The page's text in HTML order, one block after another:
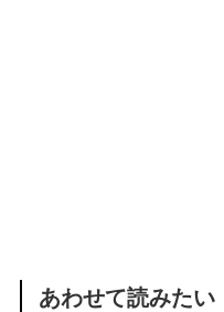
あわせて読みたい